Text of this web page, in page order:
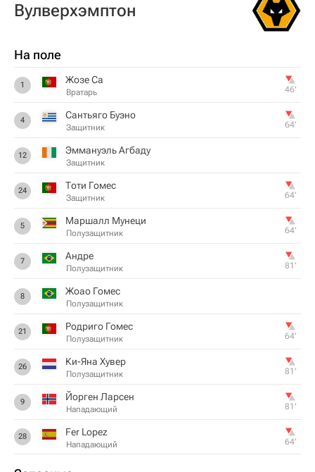
Вулверхэмптон
На поле
1 Жозе Са
Вратарь 46‎’‎
4 Сантьяго Буэно
Защитник 64‎’‎
12 Эммануэль Агбаду
Защитник
24 Тоти Гомес
Защитник 64‎’‎
5 Маршалл Мунеци
Полузащитник 64‎’‎
7 Андре
Полузащитник 81‎’‎
8 Жоао Гомес
Полузащитник
21 Родриго Гомес
Полузащитник 64‎’‎
26 Ки-Яна Хувер
Полузащитник 81‎’‎
9 Йорген Ларсен
Нападающий 81‎’‎
28 Fer Lopez
Нападающий 64‎’‎